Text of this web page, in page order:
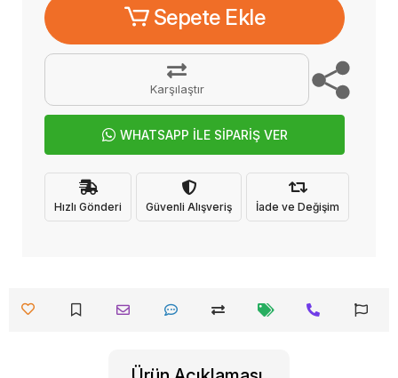
Sepete Ekle
Karşılaştır
WHATSAPP İLE SİPARİŞ VER
Hızlı Gönderi Güvenli Alışveriş İade ve Değişim